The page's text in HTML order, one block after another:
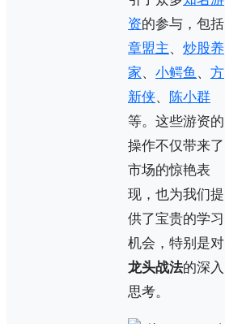
资的参与，包括
章盟主、 炒股养
家、 小鳄鱼 、 方
新侠、
陈小群
等。这些游资的
操作不仅带来了
市场的惊艳表
现，也为我们提
供了宝贵的学习
机会，特别是对
龙头战法的深入
思考。